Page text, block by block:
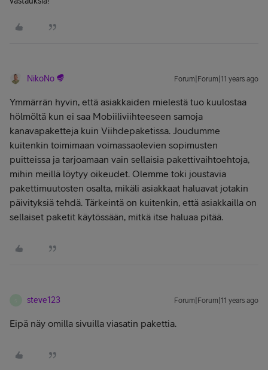
NikoNo Forum|Forum|11 years ago
Ymmärrän hyvin, että asiakkaiden mielestä tuo kuulostaa
hölmöltä kun ei saa Mobiiliviihteeseen samoja
kanavapaketteja kuin Viihdepaketissa. Joudumme
kuitenkin toimimaan voimassaolevien sopimusten
puitteissa ja tarjoamaan vain sellaisia pakettivaihtoehtoja,
mihin meillä löytyy oikeudet. Olemme toki joustavia
pakettimuutosten osalta, mikäli asiakkaat haluavat jotakin
päivityksiä tehdä. Tärkeintä on kuitenkin, että asiakkailla on
sellaiset paketit käytössään, mitkä itse haluaa pitää.
steve123 Forum|Forum|11 years ago
Eipä näy omilla sivuilla viasatin pakettia.